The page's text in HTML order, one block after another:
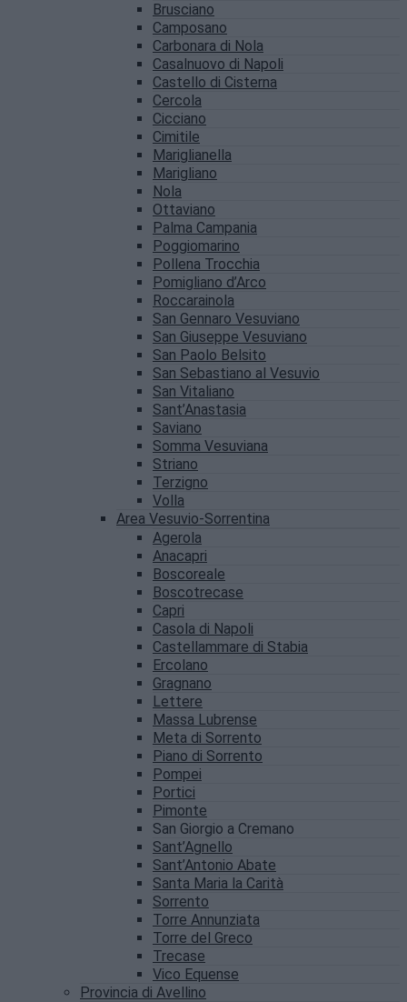
Brusciano
Camposano
Carbonara di Nola
Casalnuovo di Napoli
Castello di Cisterna
Cercola
Cicciano
Cimitile
Mariglianella
Marigliano
Nola
Ottaviano
Palma Campania
Poggiomarino
Pollena Trocchia
Pomigliano d’Arco
Roccarainola
San Gennaro Vesuviano
San Giuseppe Vesuviano
San Paolo Belsito
San Sebastiano al Vesuvio
San Vitaliano
Sant’Anastasia
Saviano
Somma Vesuviana
Striano
Terzigno
Volla
Area Vesuvio-Sorrentina
Agerola
Anacapri
Boscoreale
Boscotrecase
Capri
Casola di Napoli
Castellammare di Stabia
Ercolano
Gragnano
Lettere
Massa Lubrense
Meta di Sorrento
Piano di Sorrento
Pompei
Portici
Pimonte
San Giorgio a Cremano
Sant’Agnello
Sant’Antonio Abate
Santa Maria la Carità
Sorrento
Torre Annunziata
Torre del Greco
Trecase
Vico Equense
Provincia di Avellino